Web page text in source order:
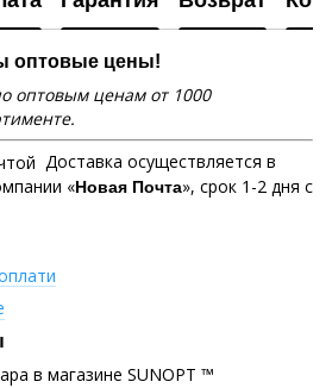
оптовые цены!
оптовым ценам от 1000
Доставка осуществляется в
«Новая Почта», срок 1-2 дня с
в магазине SUNOPT ™